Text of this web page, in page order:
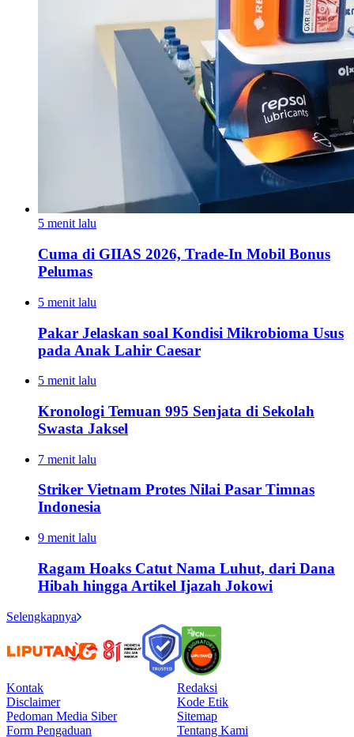
5 menit lalu
Cuma di GIIAS 2026, Trade-In Mobil Bonus
Pelumas
5 menit lalu
Pakar Jelaskan soal Kondisi Mikrobioma Usus
pada Anak Lahir Caesar
5 menit lalu
Kronologi Temuan 995 Senjata di Sekolah
Swasta Jaksel
7 menit lalu
Striker Vietnam Protes Nilai Pasar Timnas
Indonesia
9 menit lalu
Ragam Hoaks Catut Nama Luhut, dari Dana
Hibah hingga Artikel Ijazah Jokowi
Selengkapnya
Kontak
Redaksi
Disclaimer
Kode Etik
Pedoman Media Siber
Sitemap
Form Pengaduan
Tentang Kami